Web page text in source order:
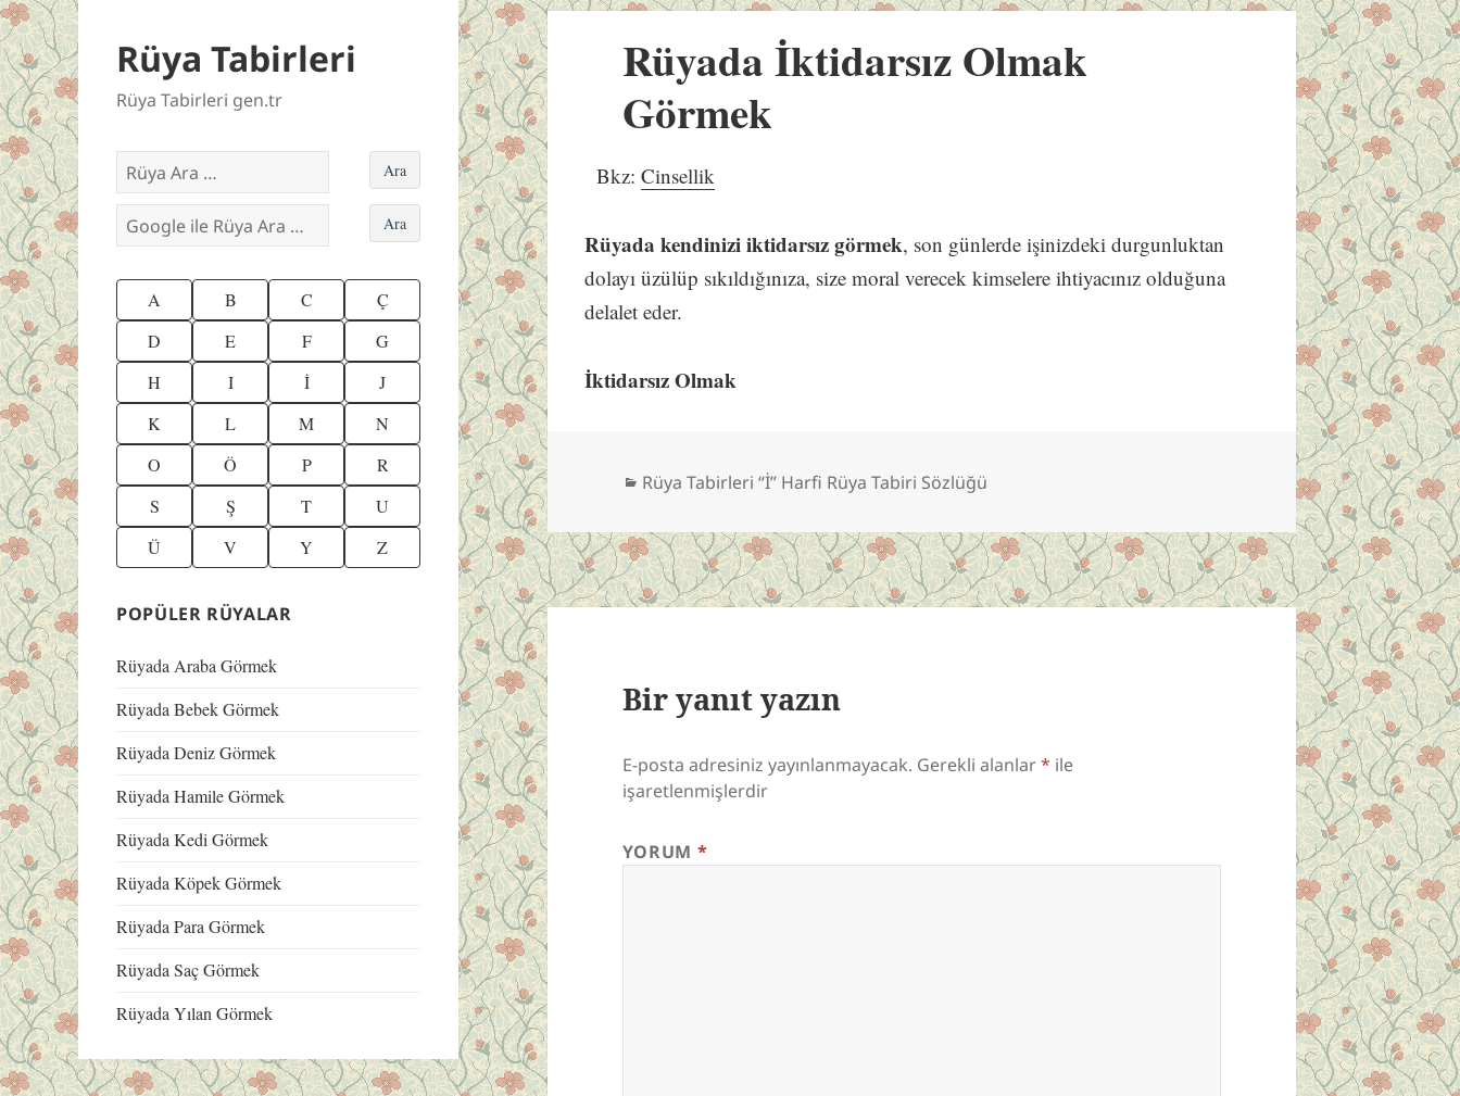
Rüya Tabirleri
Rüya Tabirleri gen.tr
A B C
Ç
D
E F
G
H
I İ
J
K
L M
N
O
Ö P
R
S
Ş T
U
Ü
V Y Z
POPÜLER RÜYALAR
Rüyada Araba Görmek
Rüyada Bebek Görmek
Rüyada Deniz Görmek
Rüyada Hamile Görmek
Rüyada Kedi Görmek
Rüyada Köpek Görmek
Rüyada Para Görmek
Rüyada Saç Görmek
Rüyada Yılan Görmek
Rüyada İktidarsız Olmak
Görmek
Bkz:Cinsellik
Rüyada kendinizi iktidarsız görmek, son günlerde işinizdeki durgunluktan
dolayı üzülüp sıkıldığınıza, size moral verecek kimselere ihtiyacınız olduğuna
delalet eder.
İktidarsız Olmak
Kategoriler
Rüya Tabirleri “İ” Harfi Rüya Tabiri Sözlüğü
Bir yanıt yazın
E-posta adresiniz yayınlanmayacak. Gerekli alanlar* ile
işaretlenmişlerdir
YORUM *